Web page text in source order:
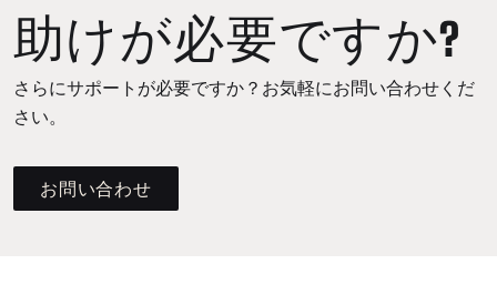
助けが必要ですか?
さらにサポートが必要ですか？お気軽にお問い合わせくだ
さい。
お問い合わせ